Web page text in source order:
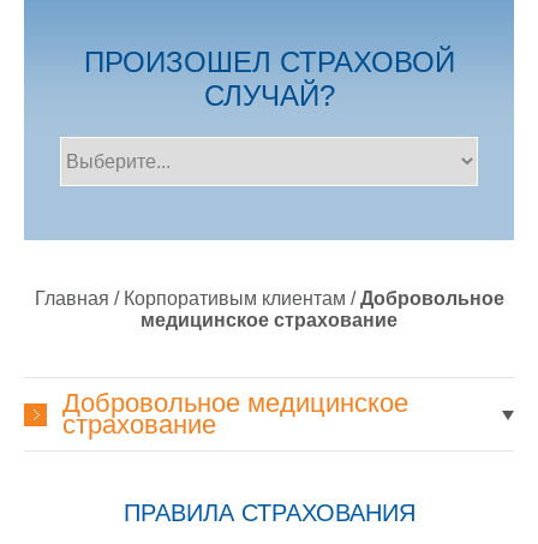
ПРОИЗОШЕЛ СТРАХОВОЙ
СЛУЧАЙ?
Главная / Корпоративым клиентам /Добровольное
медицинское страхование
Добровольное медицинское
страхование
ПРАВИЛА СТРАХОВАНИЯ